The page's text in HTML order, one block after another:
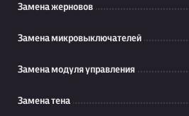
Замена жерновов
Замена микровыключателей
Замена модуля управления
Замена тена